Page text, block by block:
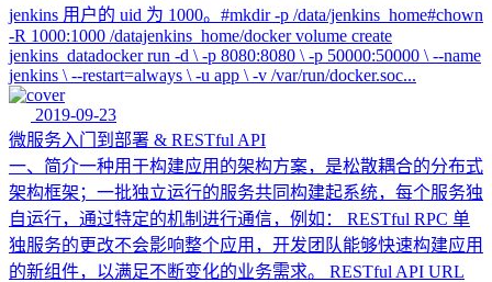
jenkins 用户的 uid 为 1000。#mkdir -p /data/jenkins_home#chown
-R 1000:1000 /datajenkins_home/docker volume create
jenkins_datadocker run -d \ -p 8080:8080 \ -p 50000:50000 \ --name
jenkins \ --restart=always \ -u app \ -v /var/run/docker.soc...
2019-09-23
微服务入门到部署 & RESTful API
一、简介一种用于构建应用的架构方案，是松散耦合的分布式
架构框架；一批独立运行的服务共同构建起系统，每个服务独
自运行，通过特定的机制进行通信，例如： RESTful RPC 单
独服务的更改不会影响整个应用，开发团队能够快速构建应用
的新组件，以满足不断变化的业务需求。 RESTful API URL